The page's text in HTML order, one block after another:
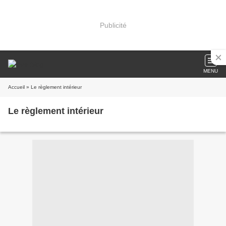
Publicité
MENU
Accueil » Le règlement intérieur
Le règlement intérieur